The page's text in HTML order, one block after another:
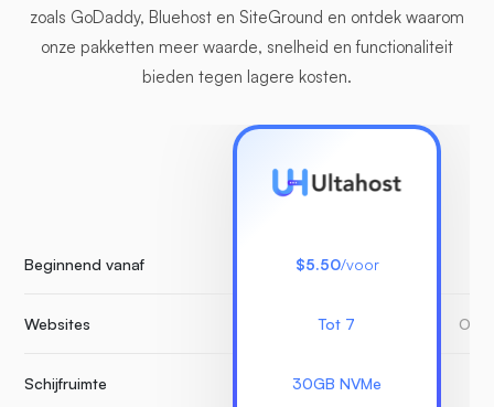
zoals GoDaddy, Bluehost en SiteGround en ontdek waarom
onze pakketten meer waarde, snelheid en functionaliteit
bieden tegen lagere kosten.
Beginnend vanaf
Websites
Schijfruimte
$5.50/voor
Tot 7
30GB NVMe